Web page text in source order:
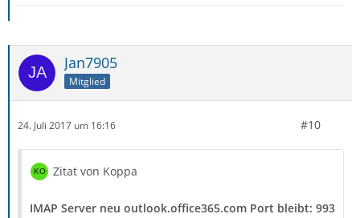
Jan7905
Mitglied
24. Juli 2017 um 16:16 #10
Zitat von Koppa
IMAP Server neu outlook.office365.com Port bleibt: 993